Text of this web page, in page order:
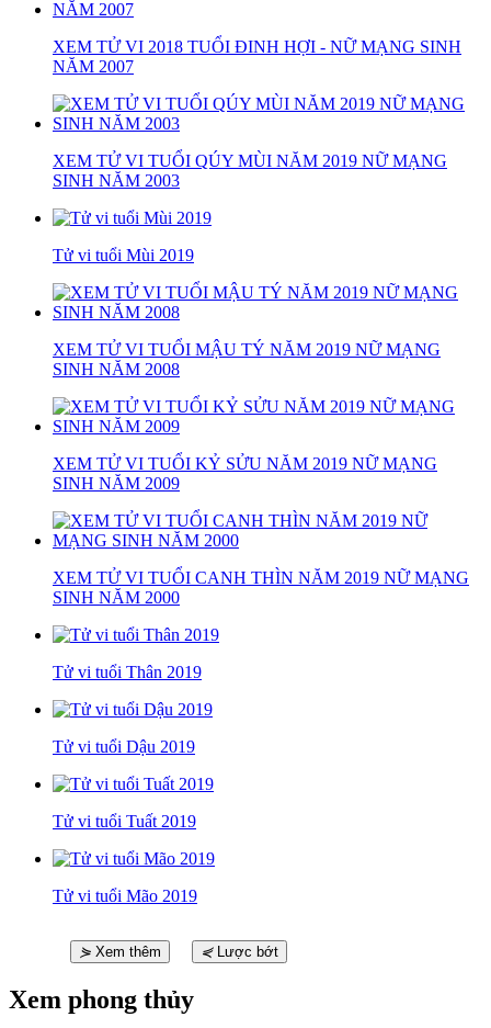
XEM TỬ VI 2018 TUỔI ĐINH HỢI - NỮ MẠNG SINH
NĂM 2007
XEM TỬ VI TUỔI QÚY MÙI NĂM 2019 NỮ MẠNG
SINH NĂM 2003
Tử vi tuổi Mùi 2019
XEM TỬ VI TUỔI MẬU TÝ NĂM 2019 NỮ MẠNG
SINH NĂM 2008
XEM TỬ VI TUỔI KỶ SỬU NĂM 2019 NỮ MẠNG
SINH NĂM 2009
XEM TỬ VI TUỔI CANH THÌN NĂM 2019 NỮ MẠNG
SINH NĂM 2000
Tử vi tuổi Thân 2019
Tử vi tuổi Dậu 2019
Tử vi tuổi Tuất 2019
Tử vi tuổi Mão 2019
⋟ Xem thêm ⋞ Lược bớt
Xem phong thủy